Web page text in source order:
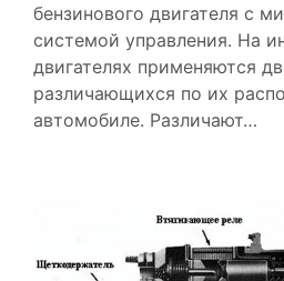
бензинового двигателя с
системой управления. На
двигателях применяются
различающихся по их
автомобиле. Различают…